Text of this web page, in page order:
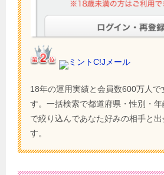
ミントC!Jメール
18年の運用実績と会員数600万人で
す。一括検索で都道府県・性別・
で絞り込んであなた好みの相手と
す。